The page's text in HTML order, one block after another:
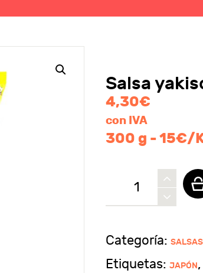
CONTACTO
Salsa
4,30€
con IVA
300 g - 15€/
cantidad
Categoría: SALSAS
Etiquetas: JAPÓN,